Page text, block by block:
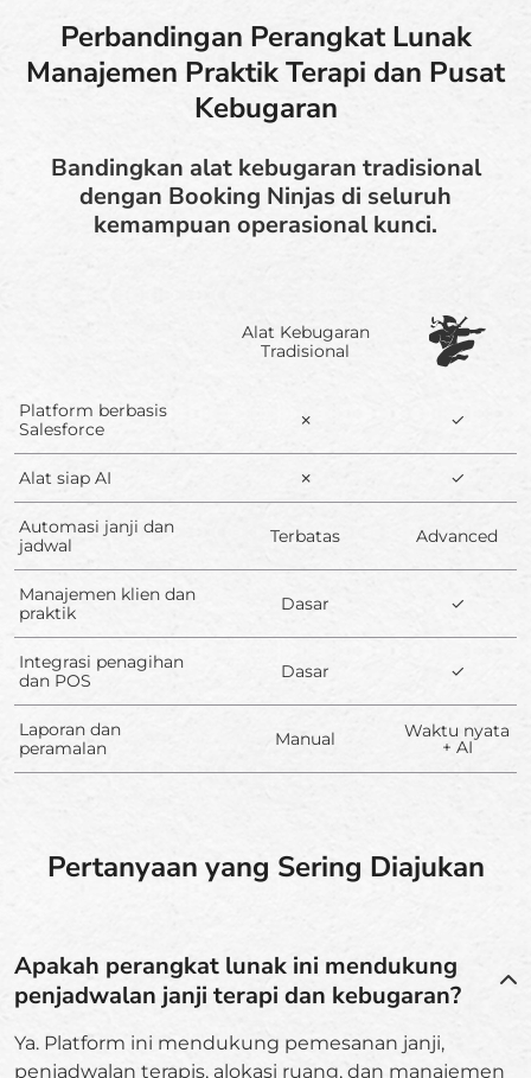
Perbandingan Perangkat Lunak
Manajemen Praktik Terapi dan Pusat
Kebugaran
Bandingkan alat kebugaran tradisional
dengan Booking Ninjas di seluruh
kemampuan operasional kunci.
Alat Kebugaran
Tradisional
Platform berbasis
Salesforce
✗ ✓
Alat siap AI ✗ ✓
Automasi janji dan
jadwal
Terbatas Advanced
Manajemen klien dan
praktik
Dasar ✓
Integrasi penagihan
dan POS
Dasar ✓
Laporan dan
peramalan
Manual Waktu nyata
+ AI
Pertanyaan yang Sering Diajukan
Apakah perangkat lunak ini mendukung
penjadwalan janji terapi dan kebugaran?
Ya. Platform ini mendukung pemesanan janji,
penjadwalan terapis, alokasi ruang, dan manajemen